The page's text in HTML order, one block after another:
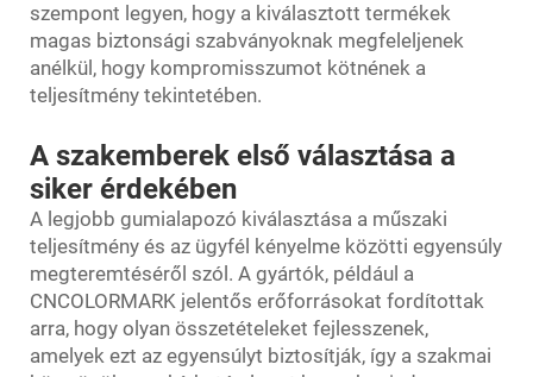
szempont legyen, hogy a kiválasztott termékek
magas biztonsági szabványoknak megfeleljenek
anélkül, hogy kompromisszumot kötnének a
teljesítmény tekintetében.
A szakemberek első választása a
siker érdekében
A legjobb gumialapozó kiválasztása a műszaki
teljesítmény és az ügyfél kényelme közötti egyensúly
megteremtéséről szól. A gyártók, például a
CNCOLORMARK jelentős erőforrásokat fordítottak
arra, hogy olyan összetételeket fejlesszenek,
amelyek ezt az egyensúlyt biztosítják, így a szakmai